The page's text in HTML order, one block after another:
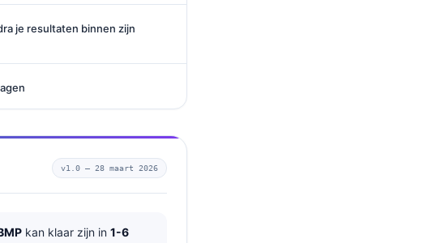
je resultaten binnen zijn
v1.0 — 28 maart 2026
kan klaar zijn in 1-6